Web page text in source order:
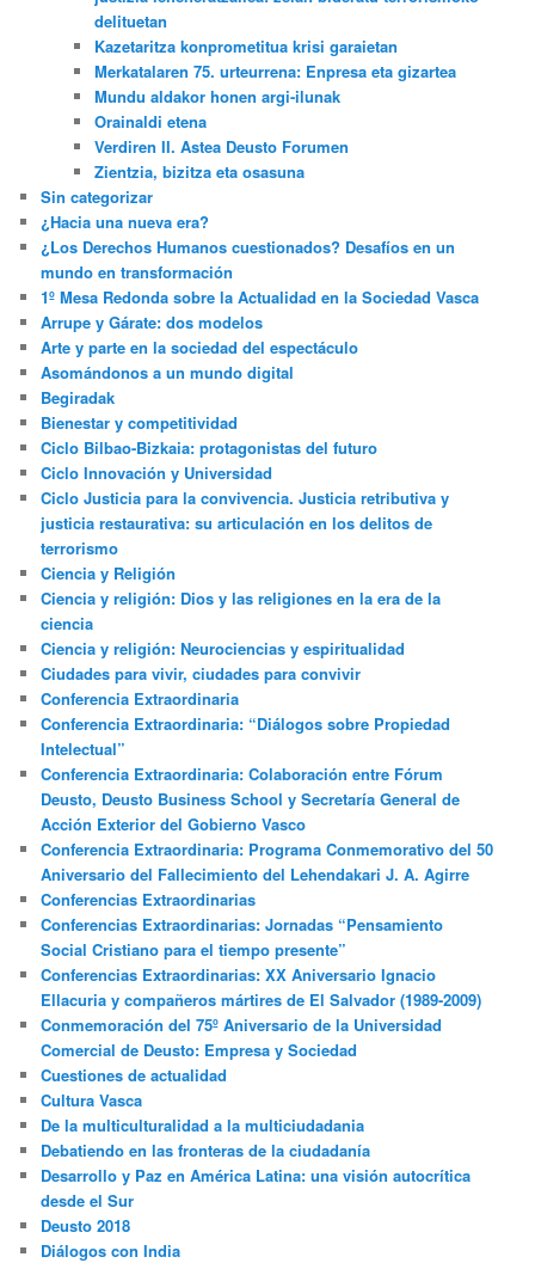
delituetan
Kazetaritza konprometitua krisi garaietan
Merkatalaren 75. urteurrena: Enpresa eta gizartea
Mundu aldakor honen argi-ilunak
Orainaldi etena
Verdiren II. Astea Deusto Forumen
Zientzia, bizitza eta osasuna
Sin categorizar
¿Hacia una nueva era?
¿Los Derechos Humanos cuestionados? Desafíos en un
mundo en transformación
1º Mesa Redonda sobre la Actualidad en la Sociedad Vasca
Arrupe y Gárate: dos modelos
Arte y parte en la sociedad del espectáculo
Asomándonos a un mundo digital
Begiradak
Bienestar y competitividad
Ciclo Bilbao-Bizkaia: protagonistas del futuro
Ciclo Innovación y Universidad
Ciclo Justicia para la convivencia. Justicia retributiva y
justicia restaurativa: su articulación en los delitos de
terrorismo
Ciencia y Religión
Ciencia y religión: Dios y las religiones en la era de la
ciencia
Ciencia y religión: Neurociencias y espiritualidad
Ciudades para vivir, ciudades para convivir
Conferencia Extraordinaria
Conferencia Extraordinaria: “Diálogos sobre Propiedad
Intelectual”
Conferencia Extraordinaria: Colaboración entre Fórum
Deusto, Deusto Business School y Secretaría General de
Acción Exterior del Gobierno Vasco
Conferencia Extraordinaria: Programa Conmemorativo del 50
Aniversario del Fallecimiento del Lehendakari J. A. Agirre
Conferencias Extraordinarias
Conferencias Extraordinarias: Jornadas “Pensamiento
Social Cristiano para el tiempo presente”
Conferencias Extraordinarias: XX Aniversario Ignacio
Ellacuria y compañeros mártires de El Salvador (1989-2009)
Conmemoración del 75º Aniversario de la Universidad
Comercial de Deusto: Empresa y Sociedad
Cuestiones de actualidad
Cultura Vasca
De la multiculturalidad a la multiciudadania
Debatiendo en las fronteras de la ciudadanía
Desarrollo y Paz en América Latina: una visión autocrítica
desde el Sur
Deusto 2018
Diálogos con India